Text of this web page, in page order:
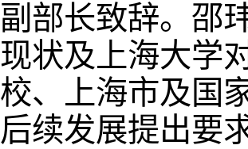
副部长致辞。邵
现状及上海大学
校、上海市及国
后续发展提出要